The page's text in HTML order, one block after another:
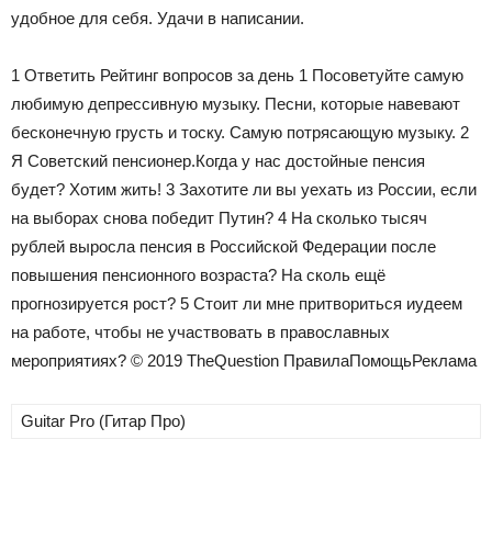
удобное для себя. Удачи в написании.
1 Ответить Рейтинг вопросов за день 1 Посоветуйте самую
любимую депрессивную музыку. Песни, которые навевают
бесконечную грусть и тоску. Самую потрясающую музыку. 2
Я Советский пенсионер.Когда у нас достойные пенсия
будет? Хотим жить! 3 Захотите ли вы уехать из России, если
на выборах снова победит Путин? 4 На сколько тысяч
рублей выросла пенсия в Российской Федерации после
повышения пенсионного возраста? На сколь ещё
прогнозируется рост? 5 Стоит ли мне притвориться иудеем
на работе, чтобы не участвовать в православных
мероприятиях? © 2019 TheQuestion ПравилаПомощьРеклама
Guitar Pro (Гитар Про)